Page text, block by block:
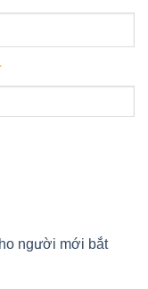
người mới bắt